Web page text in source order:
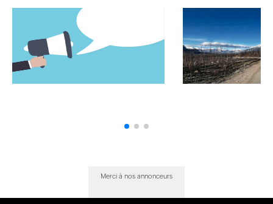
Merci à nos annonceurs